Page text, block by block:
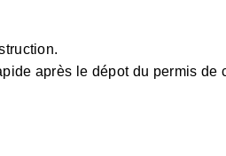
après le dépot du permis de